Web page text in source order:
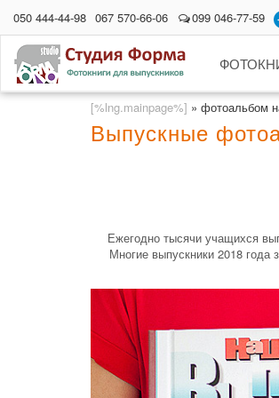
050 444-44-98 067 570-66-06 099 046-77-59
[%lng.mainpage%] » фотоальбом
Выпускные
Ежегодно тысячи учащихся
Многие выпускники 2018 года